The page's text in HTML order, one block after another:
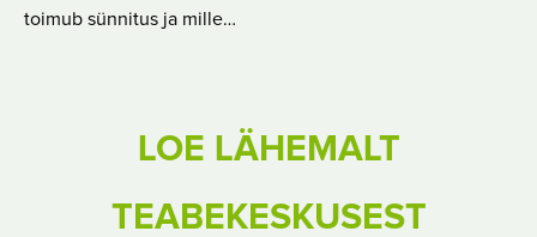
toimub sünnitus ja mille…
LOE LÄHEMALT
TEABEKESKUSEST